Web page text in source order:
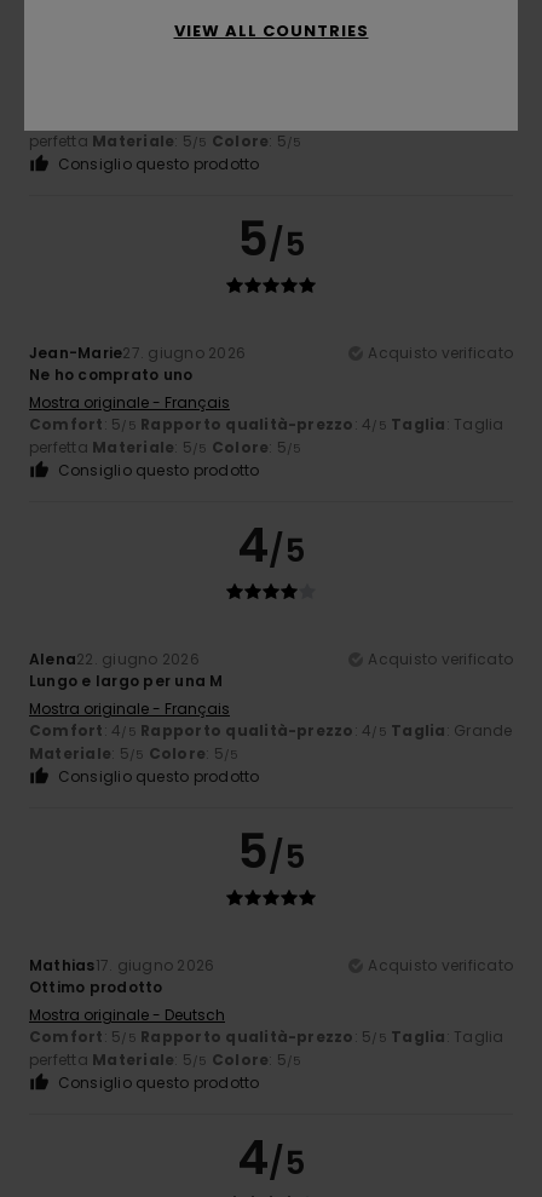
perfetta Materiale: 5/5 Colore: 5/5
Consiglio questo prodotto
5/5
Jean-Marie27. giugno 2026
Acquisto verificato
Ne ho comprato uno
Mostra originale - Français
Comfort: 5/5 Rapporto qualità-prezzo: 4/5 Taglia: Taglia
perfetta Materiale: 5/5 Colore: 5/5
Consiglio questo prodotto
4/5
Alena22. giugno 2026
Acquisto verificato
Lungo e largo per una M
Mostra originale - Français
Comfort: 4/5 Rapporto qualità-prezzo: 4/5 Taglia: Grande
Materiale: 5/5 Colore: 5/5
Consiglio questo prodotto
5/5
Mathias17. giugno 2026
Acquisto verificato
Ottimo prodotto
Mostra originale - Deutsch
Comfort: 5/5 Rapporto qualità-prezzo: 5/5 Taglia: Taglia
perfetta Materiale: 5/5 Colore: 5/5
Consiglio questo prodotto
4/5
VIEW ALL COUNTRIES